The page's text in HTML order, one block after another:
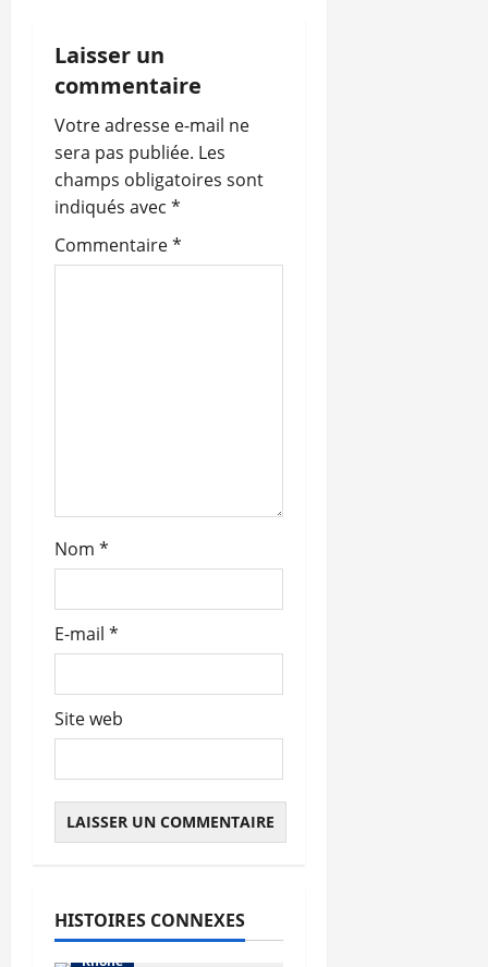
t
i
o
n
d
’
l
Laisser un
commentaire
Votre adresse e-mail ne
sera pas publiée. Les
champs obligatoires sont
indiqués avec *
Commentaire*
Nom *
E-mail *
Site web
HISTOIRES CONNEXES
Abonnés
Métropole de Lyon
Rhône